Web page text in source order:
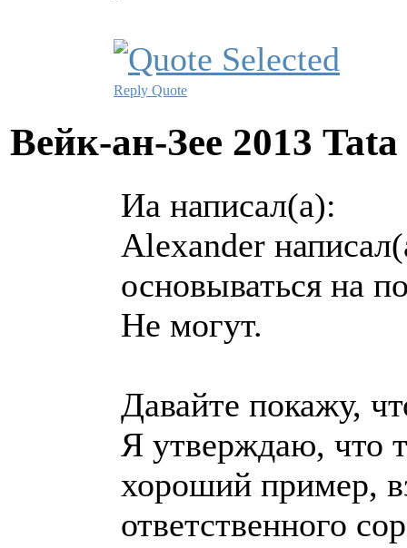
Reply Quote
Вейк-ан-Зее 2013
Иа написал(а):
Alexander
основываться на
Не могут.
Давайте покажу,
Я утверждаю, что
хороший пример,
ответственного